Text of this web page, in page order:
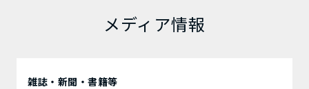
メディア情報
雑誌・新聞・書籍等